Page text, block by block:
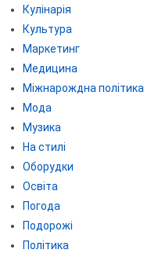
Кулінарія
Культура
Маркетинг
Медицина
Міжнарождна політика
Мода
Музика
На стилі
Оборудки
Освіта
Погода
Подорожі
Політика